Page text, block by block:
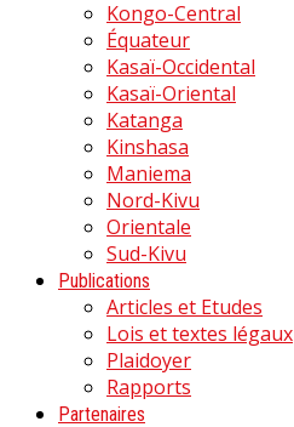
Kongo-Central
Équateur
Kasaï-Occidental
Kasaï-Oriental
Katanga
Kinshasa
Maniema
Nord-Kivu
Orientale
Sud-Kivu
Publications
Articles et Etudes
Lois et textes légaux
Plaidoyer
Rapports
Partenaires